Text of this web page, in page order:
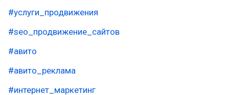
#услуги_продвижения
#seo_продвижение_сайтов
#авито
#авито_реклама
#интернет_маркетинг